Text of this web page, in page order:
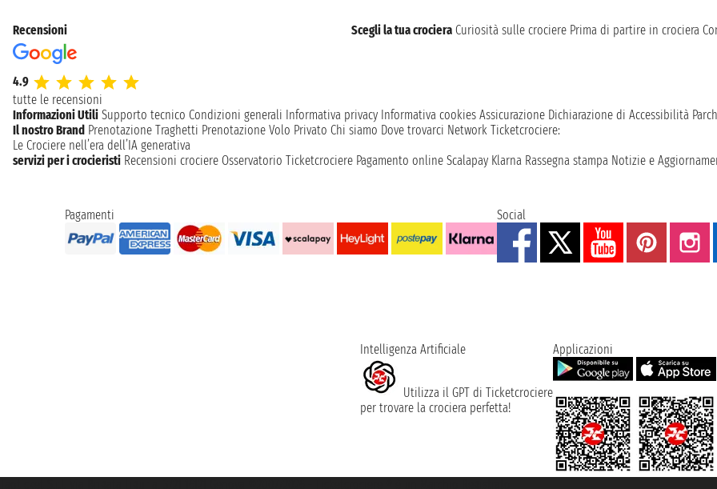
Recensioni
4.9
tutte le recensioni
Scegli la tua crociera Curiosità sulle crociere Prima di partire in crociera
Informazioni Utili Supporto tecnico Condizioni generali Informativa privacy Informativa cookies Assicurazione Dichiarazione di Accessibilità
Il nostro Brand Prenotazione Traghetti Prenotazione Volo Privato Chi siamo Dove trovarci Network Ticketcrociere:
Le Crociere nell’era dell’IA generativa
servizi per i crocieristi Recensioni crociere Osservatorio Ticketcrociere Pagamento online Scalapay Klarna Rassegna stampa Notizie e
Pagamenti Social
Intelligenza Artificiale
Utilizza il GPT di Ticketcrociere
per trovare la crociera perfetta!
Applicazioni